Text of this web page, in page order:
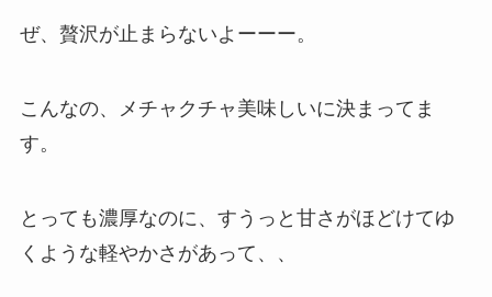
ぜ、贅沢が止まらないよーーー。
こんなの、メチャクチャ美味しいに決まってま
す。
とっても濃厚なのに、すうっと甘さがほどけてゆ
くような軽やかさがあって、、